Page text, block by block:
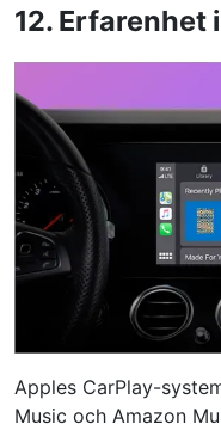
12. Erfarenhet
Apples CarPlay-
Music och Amazon